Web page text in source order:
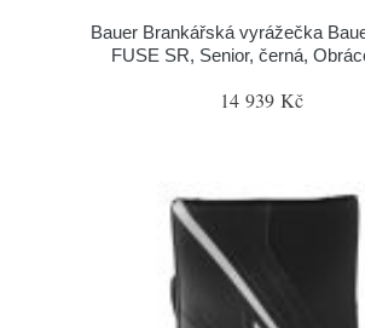
Bauer Brankářská vyrážečka
FUSE SR, Senior, černá,
14 939 Kč